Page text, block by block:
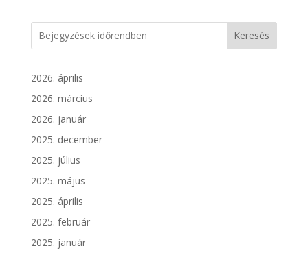
Keresés
2026. április
2026. március
2026. január
2025. december
2025. július
2025. május
2025. április
2025. február
2025. január